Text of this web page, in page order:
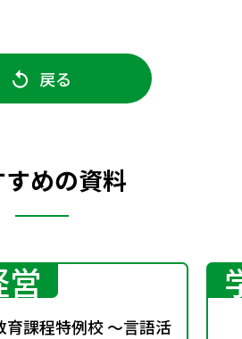
戻る
すめの資料
育課程特例校 ～言語活